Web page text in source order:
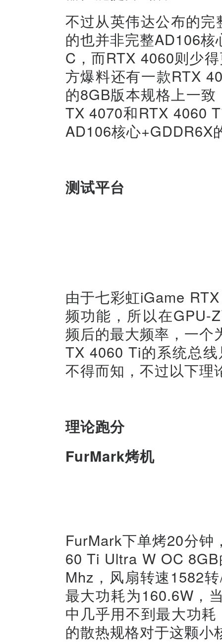
不过从英伟达公布的
的也并非完整AD106
C，而RTX 4060则少
方爆料还有一款RTX
的8GB版本规格上一
TX 4070和RTX 4060
AD106核心+GDDR6X
测试平台
由于七彩虹iGame
频功能，所以在GPU-
频后的最大频率，一
TX 4060 Ti的系统总
不得而知，不过以下理
理论跑分
FurMark烤机
FurMark下单烤20分
60 Ti Ultra W OC
Mhz，风扇转速1582
最大功耗为160.6W，
中几乎用不到最大功
的散热规格对于这颗小